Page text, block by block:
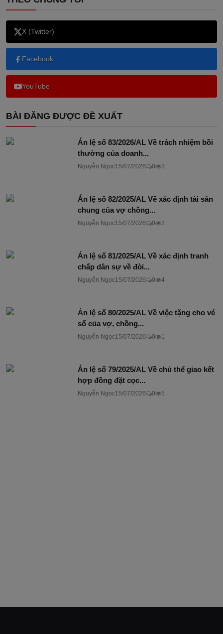
X (Twitter)
Facebook
YouTube
BÀI ĐĂNG ĐƯỢC ĐỀ XUẤT
Án lệ số 83/2026/AL Về trách nhiệm bồi
thường của doanh...
Nguyễn Ngọc15/07/2026 0 3
Án lệ số 82/2025/AL Về xác định tài sản
chung của vợ chồng...
Nguyễn Ngọc15/07/2026 0 3
Án lệ số 81/2025/AL Về xác định tranh
chấp dân sự về đòi...
Nguyễn Ngọc15/07/2026 0 4
Án lệ số 80/2025/AL Về việc tặng cho vé
số của vợ, chồng...
Nguyễn Ngọc15/07/2026 0 1
Án lệ số 79/2025/AL Về chủ thể giao kết
hợp đồng đặt cọc...
Nguyễn Ngọc15/07/2026 0 5